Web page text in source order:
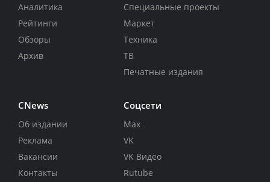
Аналитика
Рейтинги
Обзоры
Архив
Специальные проекты
Маркет
Техника
ТВ
Печатные издания
CNews
Об издании
Реклама
Вакансии
Контакты
Соцсети
Max
VK
VK Видео
Rutube